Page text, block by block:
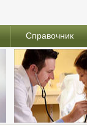
Справочник